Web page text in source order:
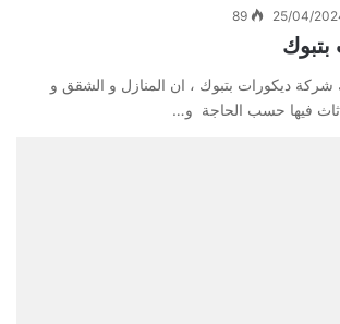
25/04/
89
ديكورات بتبوك ، ان المنازل و الشقق و
فيها حسب الحاجة و…